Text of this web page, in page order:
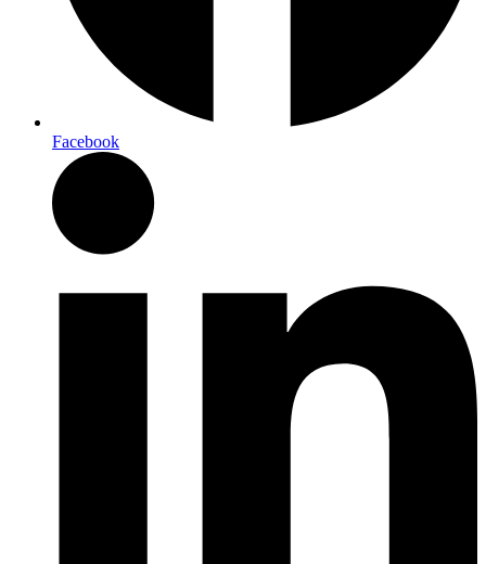
Facebook